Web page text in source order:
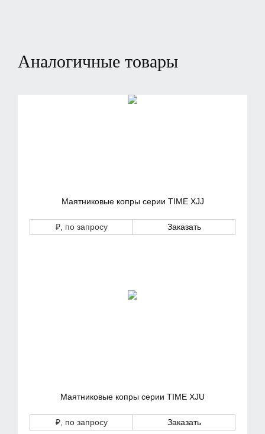
Аналогичные товары
Маятниковые копры серии TIME XJJ
₽, по запросу Заказать
Маятниковые копры серии TIME XJU
₽, по запросу Заказать